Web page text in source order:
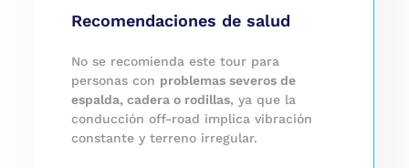
Recomendaciones de salud
No se recomienda este tour para
personas con problemas severos de
espalda, cadera o rodillas, ya que la
conducción off-road implica vibración
constante y terreno irregular.